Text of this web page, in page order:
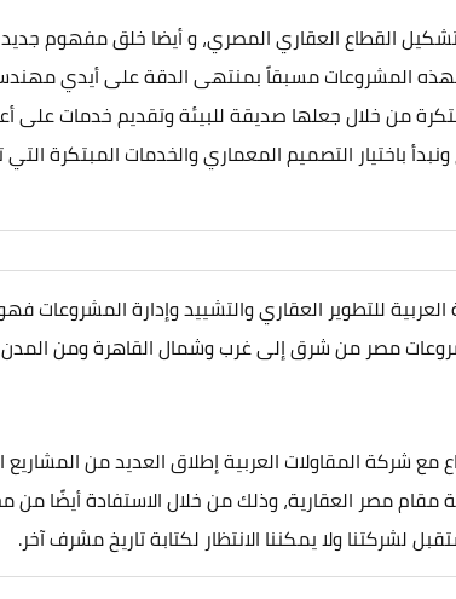
القطاع العقاري المصري، و أيضا خلق مفهوم جديد
لهذه المشروعات مسبقاً بمنتهى الدقة على أيدي
من خلال جعلها صديقة للبيئة وتقديم خدمات على
باختيار التصميم المعماري والخدمات المبتكرة
عندما أسس لأول مرة الشركة العربية للتطوير العقاري والتشييد
مصر من شرق إلى غرب وشمال القاهرة ومن المدن
شركة المقاولات العربية إطلاق العديد من المشاريع
مصر العقارية، وذلك من خلال الاستفادة أيضًا
لشركتنا ولا يمكننا الانتظار لكتابة تاريخ مشرف آخر.